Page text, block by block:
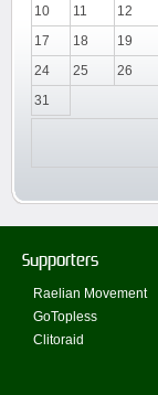
10
11 12
17
18 19
24
25 26
31
Supporters
Raelian Movement
GoTopless
Clitoraid